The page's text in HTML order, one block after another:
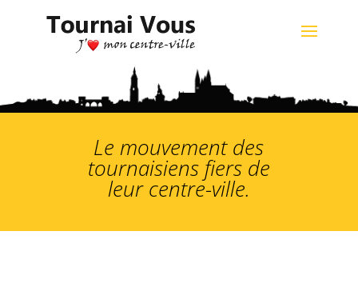
Le mouvement des
tournaisiens fiers de
leur centre-ville.